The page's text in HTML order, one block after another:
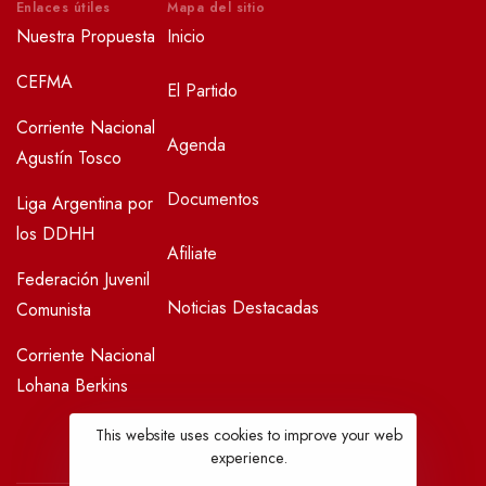
Mapa del sitio
Inicio
El Partido
Agenda
Documentos
Afiliate
Noticias Destacadas
Enlaces útiles
Nuestra Propuesta
CEFMA
Corriente Nacional
Agustín Tosco
Liga Argentina por
los DDHH
Federación Juvenil
Comunista
Corriente Nacional
Lohana Berkins
This website uses cookies to improve your web
experience.